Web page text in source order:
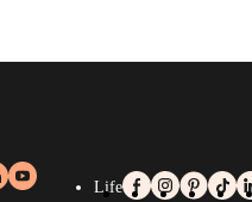
Life